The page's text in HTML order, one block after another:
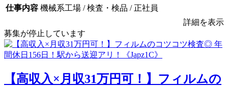
仕事内容 機械系工場 / 検査・検品 / 正社員
詳細を表示
募集が停止しています
【高収入×月収31万円可！】フィルムの